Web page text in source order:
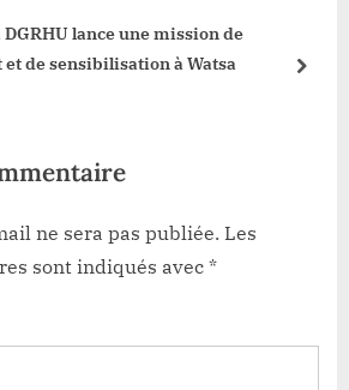
lance une mission de
de sensibilisation à Watsa
next
ne sera pas publiée. Les
sont indiqués avec *